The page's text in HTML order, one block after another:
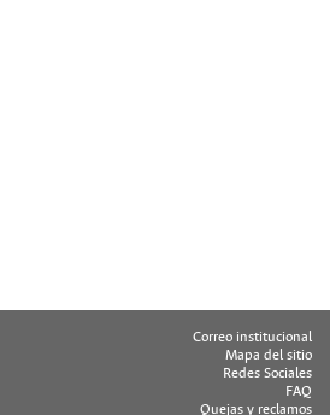
Correo institucional
Mapa del sitio
Redes Sociales
FAQ
Quejas y reclamos